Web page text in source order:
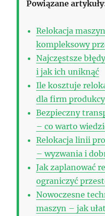
Powiązane
Relokacja
kompleksowy
Najczęstsze
i jak ich uniknąć
Ile kosztuje
dla firm
Bezpieczny
– co warto
Relokacja linii
– wyzwania i
Jak zaplanować
ograniczyć
Nowoczesne
maszyn – jak